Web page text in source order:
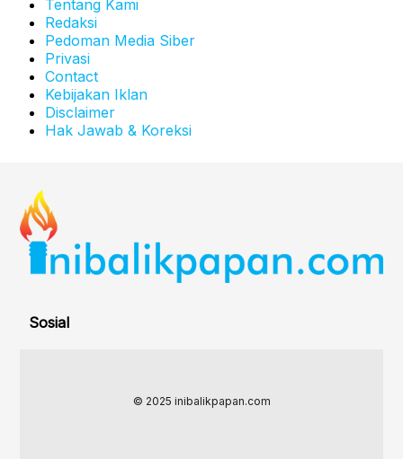
Tentang Kami
Redaksi
Pedoman Media Siber
Privasi
Contact
Kebijakan Iklan
Disclaimer
Hak Jawab & Koreksi
Sosial
© 2025 inibalikpapan.com